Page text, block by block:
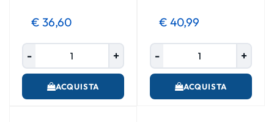
€ 36,60
Quantità
ACQUISTA
€ 40,99
Quantità
ACQUISTA